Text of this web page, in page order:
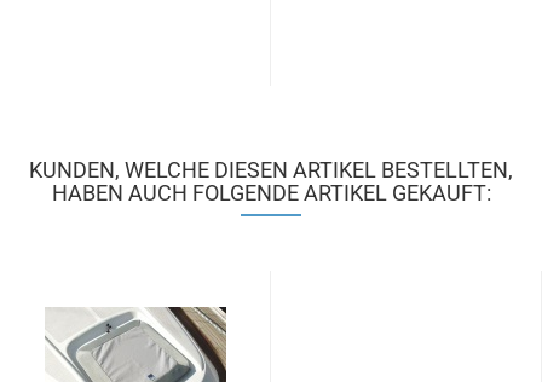
KUNDEN, WELCHE DIESEN ARTIKEL BESTELLTEN,
HABEN AUCH FOLGENDE ARTIKEL GEKAUFT: